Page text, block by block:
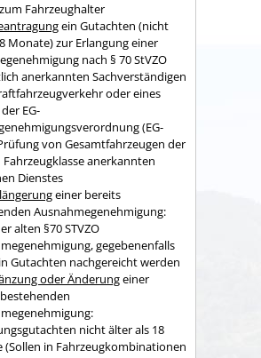
Fahrzeughalter
ein Gutachten (nicht
Monate) zur Erlangung einer
nach § 70 StVZO
anerkannten Sachverständigen
oder eines
EG-
(EG-
von Gesamtfahrzeugen der
Fahrzeugklasse anerkannten
Dienstes
einer bereits
Ausnahmegenehmigung:
alten §70 STVZO
gegebenenfalls
Gutachten nachgereicht werden
oder Änderungeiner
nicht älter als 18
(Sollen in Fahrzeugkombinationen